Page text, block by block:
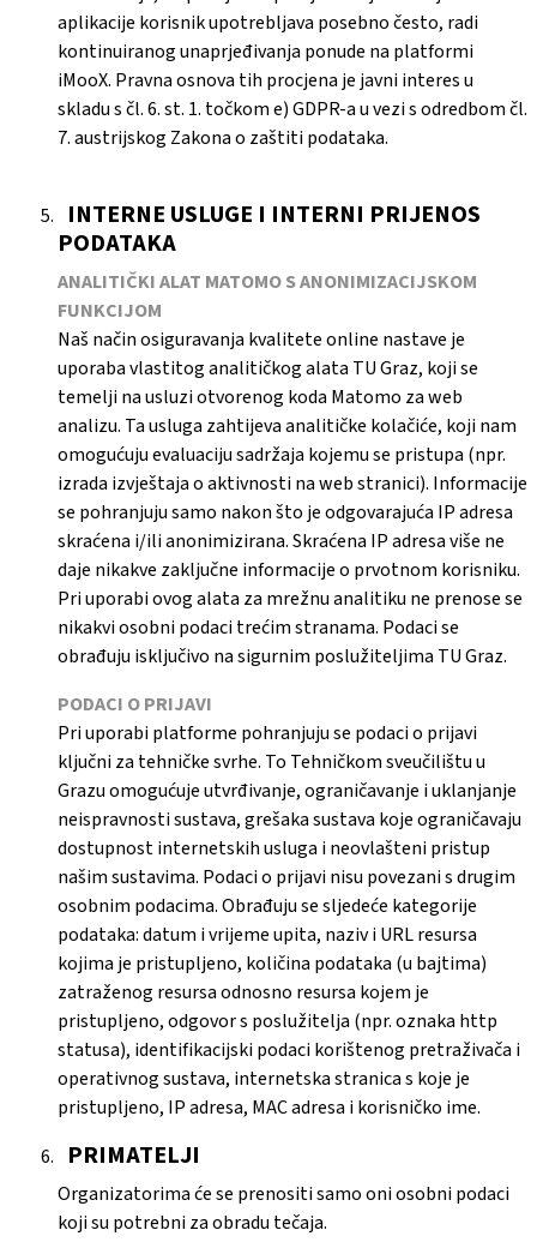
aplikacije korisnik upotrebljava posebno često, radi
kontinuiranog unaprjeđivanja ponude na platformi
iMooX. Pravna osnova tih procjena je javni interes u
skladu s čl. 6. st. 1. točkom e) GDPR-a u vezi s odredbom čl.
7. austrijskog Zakona o zaštiti podataka.
INTERNE USLUGE I INTERNI PRIJENOS
PODATAKA
ANALITIČKI ALAT MATOMO S ANONIMIZACIJSKOM
FUNKCIJOM
Naš način osiguravanja kvalitete online nastave je
uporaba vlastitog analitičkog alata TU Graz, koji se
temelji na usluzi otvorenog koda Matomo za web
analizu. Ta usluga zahtijeva analitičke kolačiće, koji nam
omogućuju evaluaciju sadržaja kojemu se pristupa (npr.
izrada izvještaja o aktivnosti na web stranici). Informacije
se pohranjuju samo nakon što je odgovarajuća IP adresa
skraćena i/ili anonimizirana. Skraćena IP adresa više ne
daje nikakve zaključne informacije o prvotnom korisniku.
Pri uporabi ovog alata za mrežnu analitiku ne prenose se
nikakvi osobni podaci trećim stranama. Podaci se
obrađuju isključivo na sigurnim poslužiteljima TU Graz.
PODACI O PRIJAVI
Pri uporabi platforme pohranjuju se podaci o prijavi
ključni za tehničke svrhe. To Tehničkom sveučilištu u
Grazu omogućuje utvrđivanje, ograničavanje i uklanjanje
neispravnosti sustava, grešaka sustava koje ograničavaju
dostupnost internetskih usluga i neovlašteni pristup
našim sustavima. Podaci o prijavi nisu povezani s drugim
osobnim podacima. Obrađuju se sljedeće kategorije
podataka: datum i vrijeme upita, naziv i URL resursa
kojima je pristupljeno, količina podataka (u bajtima)
zatraženog resursa odnosno resursa kojem je
pristupljeno, odgovor s poslužitelja (npr. oznaka http
statusa), identifikacijski podaci korištenog pretraživača i
operativnog sustava, internetska stranica s koje je
pristupljeno, IP adresa, MAC adresa i korisničko ime.
PRIMATELJI
Organizatorima će se prenositi samo oni osobni podaci
koji su potrebni za obradu tečaja.